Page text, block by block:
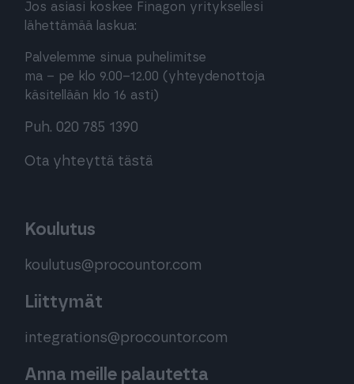
Jos asiasi koskee Finagon yrityksellesi
lähettämää laskua:
Palvelemme sinua puhelimitse
ma – pe klo 9.00–12.00 (yhteydenottoja
käsitellään klo 16 asti)
Puh. 020 785 1390
Ota yhteyttä tästä
Koulutus
koulutus@procountor.com
Liittymät
integrations@procountor.com
Anna meille palautetta